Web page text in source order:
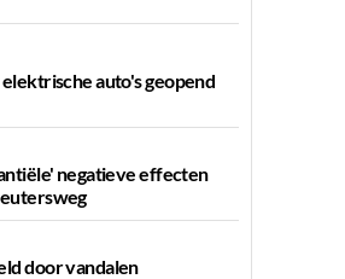
auto's geopend
negatieve effecten
door vandalen